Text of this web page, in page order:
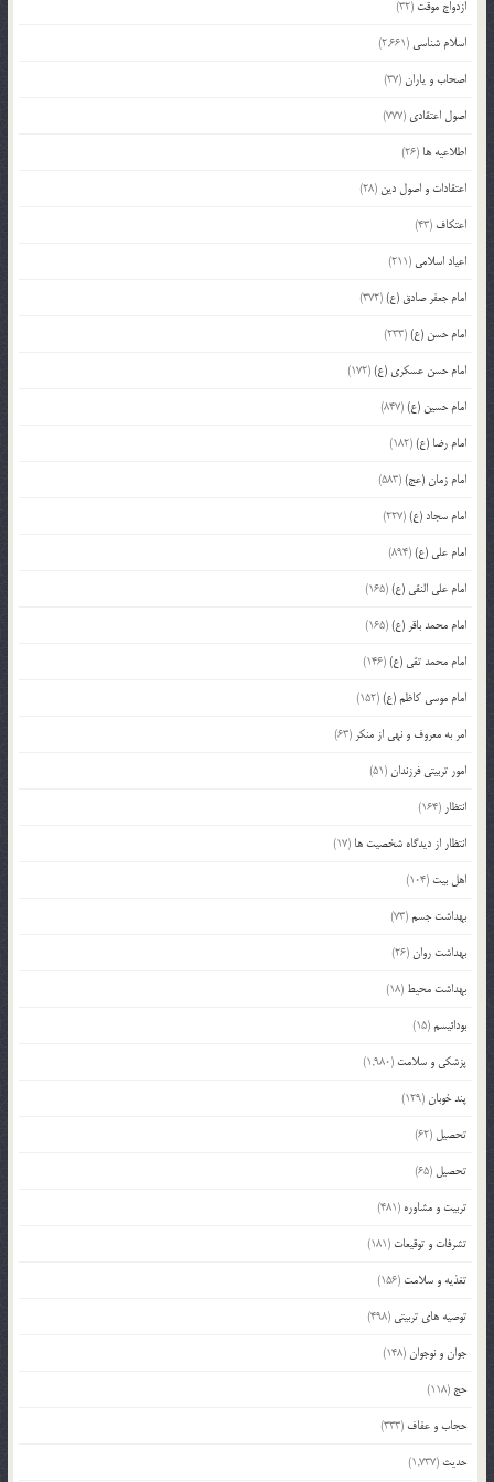
ازدواج موقت (32)
اسلام شناسی (2,661)
اصحاب و یاران(37)
اصول اعتقادی (777)
اطلاعیه ها (26)
اعتقادات و اصول دین (28)
اعتکاف (43)
اعیاد اسلامی (211)
امام جعفر صادق (ع)(372)
امام حسن (ع)(233)
امام حسن عسکری (ع)(172)
امام حسین (ع)(847)
امام رضا (ع)(182)
امام زمان (عج)(583)
امام سجاد (ع)(227)
امام علی (ع)(894)
امام علی النقی (ع)(165)
امام محمد باقر (ع)(165)
امام محمد تقی (ع)(146)
امام موسی کاظم (ع)(152)
امر به معروف و نهی از منکر (63)
امور تربیتی فرزندان(51)
انتظار (164)
انتظار از دیدگاه شخصیت ها (17)
اهل بیت (104)
بهداشت جسم(73)
بهداشت روان(26)
بهداشت محیط (18)
بودائیسم(15)
پزشکی و سلامت (1,980)
پند خوبان(129)
تحصیل (62)
تحصیل (65)
تربیت و مشاوره (481)
تشرفات و توقیعات (181)
تغذیه و سلامت (156)
توصیه های تربیتی (498)
جوان و نوجوان(148)
حج (118)
حجاب و عفاف (333)
حدیث (1,737)